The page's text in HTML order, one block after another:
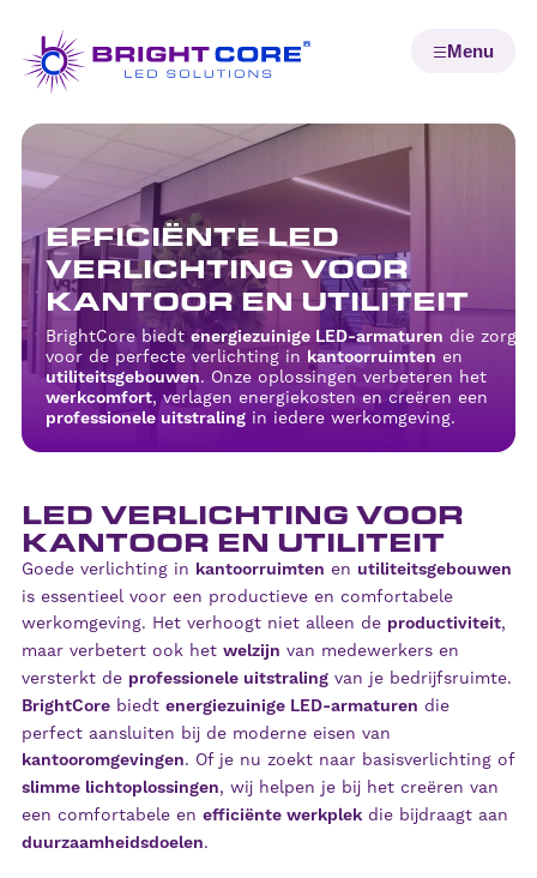
EFFICIËNTE LED
VERLICHTING VOOR
KANTOOR EN UTILITEIT
BrightCore biedt energiezuinige LED-armaturen die zorgen
voor de perfecte verlichting in kantoorruimten en
utiliteitsgebouwen. Onze oplossingen verbeteren het
werkcomfort, verlagen energiekosten en creëren een
professionele uitstraling in iedere werkomgeving.
LED VERLICHTING VOOR
KANTOOR EN UTILITEIT
Goede verlichting in kantoorruimten en utiliteitsgebouwen
is essentieel voor een productieve en comfortabele
werkomgeving. Het verhoogt niet alleen de productiviteit,
maar verbetert ook het welzijn van medewerkers en
versterkt de professionele uitstraling van je bedrijfsruimte.
BrightCore biedt energiezuinige LED-armaturen die
perfect aansluiten bij de moderne eisen van
kantooromgevingen. Of je nu zoekt naar basisverlichting of
slimme lichtoplossingen, wij helpen je bij het creëren van
een comfortabele en efficiënte werkplek die bijdraagt aan
duurzaamheidsdoelen.